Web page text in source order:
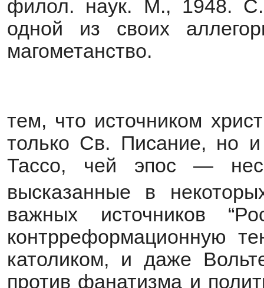
филол. наук. М., 1948.
одной из своих
магометанство.
тем, что источником
только Св. Писание, но
Тассо, чей эпос —
высказанные в
важных источников
контрреформационную
католиком, и даже
против фанатизма и